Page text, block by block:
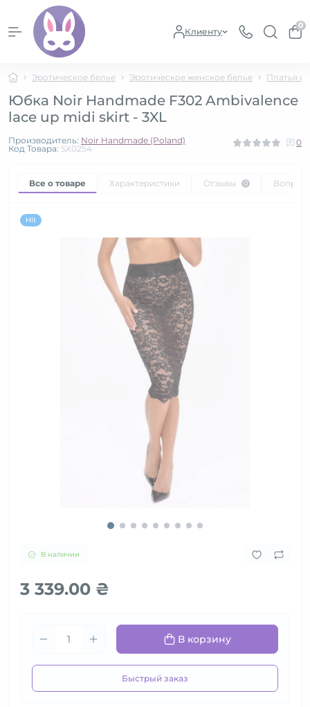
Клиенту
0
Эротическое белье Эротическое женское белье Платья и
Юбка Noir Handmade F302 Ambivalence
lace up midi skirt - 3XL
Производитель: Noir Handmade (Poland)
Код Товара: SX0254
0
Все о товаре Характеристики Отзывы 0
Hit
В наличии
3 339.00 ₴
В корзину
Быстрый заказ